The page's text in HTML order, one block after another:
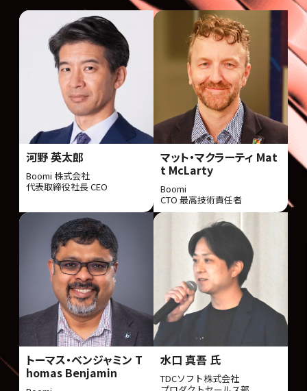
河野 英太郎
Boomi 株式会社
代表取締役社長 CEO
マット・マクラーティ Mat
t McLarty
Boomi
CTO 最高技術責任者
トーマス・ベンジャミン T
homas Benjamin
水口 真吾 氏
TDCソフト株式会社